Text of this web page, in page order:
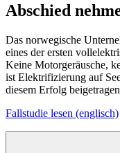
Abschied
Das norwegische
eines der ersten
Keine Motorgeräusche,
ist Elektrifizierung auf
diesem Erfolg
Fallstudie lesen (englisch)